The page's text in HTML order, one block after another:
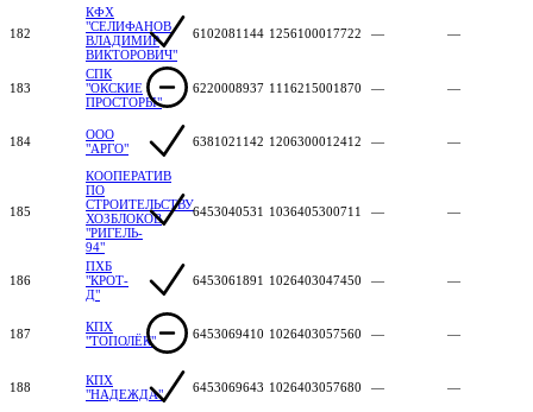
182
КФХ
"СЕЛИФАНОВ
ВЛАДИМИР
ВИКТОРОВИЧ"
6102081144 1256100017722 — —
183
СПК
"ОКСКИЕ
ПРОСТОРЫ"
6220008937 1116215001870 — —
184
ООО
"АРГО"
6381021142 1206300012412 — —
185
КООПЕРАТИВ
ПО
СТРОИТЕЛЬСТВУ
ХОЗБЛОКОВ
"РИГЕЛЬ-
94"
6453040531 1036405300711 — —
186
ПХБ
"КРОТ-
Д"
6453061891 1026403047450 — —
187
КПХ
"ТОПОЛЁК"
6453069410 1026403057560 — —
188
КПХ
"НАДЕЖДА"
6453069643 1026403057680 — —